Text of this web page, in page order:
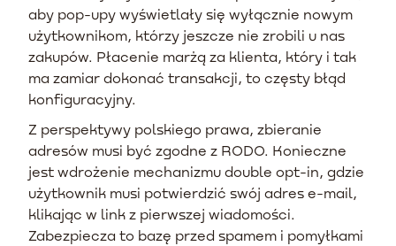
aby pop-upy wyświetlały się wyłącznie nowym
użytkownikom, którzy jeszcze nie zrobili u nas
zakupów. Płacenie marżą za klienta, który i tak
ma zamiar dokonać transakcji, to częsty błąd
konfiguracyjny.
Z perspektywy polskiego prawa, zbieranie
adresów musi być zgodne z RODO. Konieczne
jest wdrożenie mechanizmu double opt-in, gdzie
użytkownik musi potwierdzić swój adres e-mail,
klikając w link z pierwszej wiadomości.
Zabezpiecza to bazę przed spamem i pomyłkami